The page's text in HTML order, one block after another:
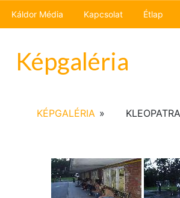
Káldor Média Kapcsolat Étlap
Képgaléria
KÉPGALÉRIA »